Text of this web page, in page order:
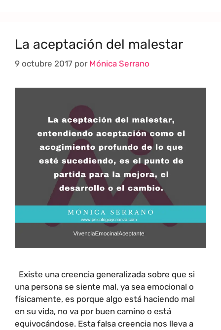
La aceptación del malestar
9 octubre 2017 por Mónica Serrano
Existe una creencia generalizada sobre que si
una persona se siente mal, ya sea emocional o
físicamente, es porque algo está haciendo mal
en su vida, no va por buen camino o está
equivocándose. Esta falsa creencia nos lleva a